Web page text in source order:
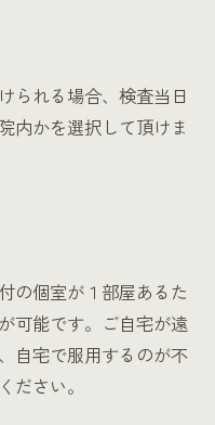
られる場合、検査当日
内かを選択して頂けま
の個室が１部屋あるた
可能です。ご自宅が遠
自宅で服用するのが不
ださい。